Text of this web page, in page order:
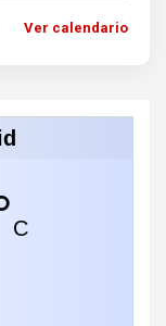
Ver calendario
C